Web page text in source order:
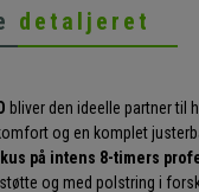
detaljeret
bliver den ideelle partner til
og en komplet
på intens 8-timers
og med polstring i